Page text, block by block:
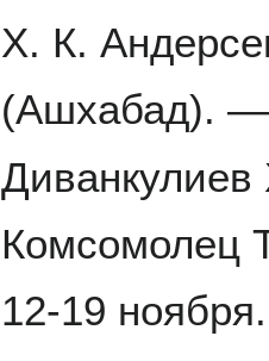
Х. К.
(Ашхабад).
Комсомолец
12-19 ноября.